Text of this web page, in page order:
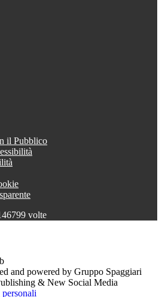
il Pubblico
volte
and powered by Gruppo Spaggiari
& New Social Media